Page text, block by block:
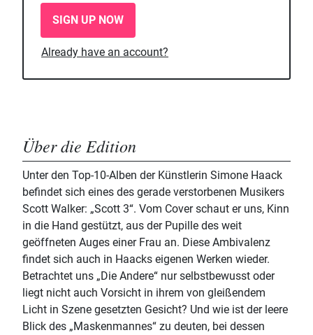
SIGN UP NOW
Already have an account?
Über die Edition
Unter den Top-10-Alben der Künstlerin Simone Haack
befindet sich eines des gerade verstorbenen Musikers
Scott Walker: „Scott 3“. Vom Cover schaut er uns, Kinn
in die Hand gestützt, aus der Pupille des weit
geöffneten Auges einer Frau an. Diese Ambivalenz
findet sich auch in Haacks eigenen Werken wieder.
Betrachtet uns „Die Andere“ nur selbstbewusst oder
liegt nicht auch Vorsicht in ihrem von gleißendem
Licht in Szene gesetzten Gesicht? Und wie ist der leere
Blick des „Maskenmannes“ zu deuten, bei dessen